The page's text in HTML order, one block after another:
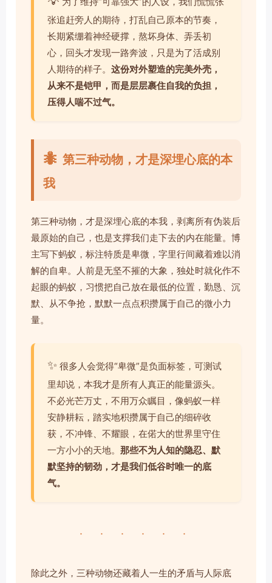
张追赶旁人的期待，打乱自己原本的节奏，
长期紧绷着神经硬撑，熬坏身体、弄丢初
心，回头才发现一路奔波，只是为了活成别
人期待的样子。 这份对外塑造的完美外壳，
从来不是铠甲，而是层层裹住自我的负担，
压得人喘不过气。
🐜 第三种动物，才是深埋心底的本
我
第三种动物，才是深埋心底的本我，剥离所有伪装后
最原始的自己，也是支撑我们走下去的内在能量。博
主写下蚂蚁，标注特质是卑微，字里行间藏着难以消
解的自卑。人前是无坚不摧的大象，独处时就化作不
起眼的蚂蚁，习惯把自己放在最低的位置，勤恳、沉
默、从不争抢，默默一点点积攒属于自己的微小力
量。
✨ 很多人会觉得“卑微”是负面标签，可测试
里却说，本我才是所有人真正的能量源头。
不必光芒万丈，不用万众瞩目，像蚂蚁一样
安静耕耘，踏实地积攒属于自己的细碎收
获，不冲锋、不耀眼，在偌大的世界里守住
一方小小的天地。 那些不为人知的隐忍、默
默坚持的韧劲，才是我们低谷时唯一的底
气。
· · · · · ·
除此之外，三种动物还藏着人一生的矛盾与人际底